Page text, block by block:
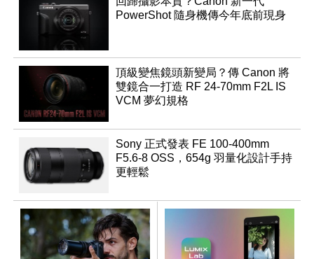
PowerShot 隨身機傳今年底前現身
頂級變焦鏡頭新變局？傳 Canon 將
雙鏡合一打造 RF 24-70mm F2L IS
VCM 夢幻規格
Sony 正式發表 FE 100-400mm
F5.6-8 OSS，654g 羽量化設計手持
更輕鬆